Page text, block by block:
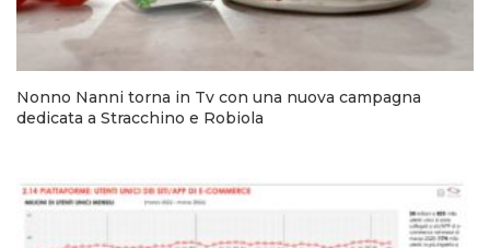
Nonno Nanni torna in Tv con una nuova campagna
dedicata a Stracchino e Robiola